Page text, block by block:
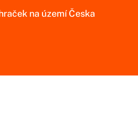
na území Česka